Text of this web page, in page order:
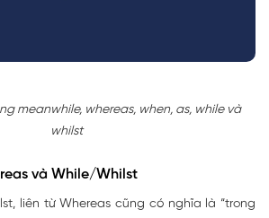
meanwhile, whereas, when, as, while và
whilst
và While/Whilst
liên từ Whereas cũng có nghĩa là “trong